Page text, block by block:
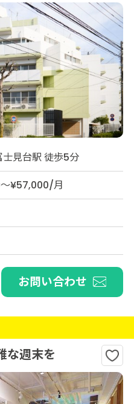
見台駅 徒歩5分
¥57,000/月
お問い合わせ
な週末を